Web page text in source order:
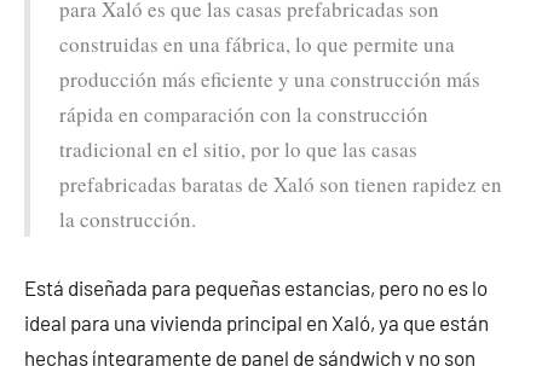
para Xaló es que las casas prefabricadas son
construidas en una fábrica, lo que permite una
producción más eficiente y una construcción más
rápida en comparación con la construcción
tradicional en el sitio, por lo que las casas
prefabricadas baratas de Xaló son tienen rapidez en
la construcción.
Está diseñada para pequeñas estancias, pero no es lo
ideal para una vivienda principal en Xaló, ya que están
hechas íntegramente de panel de sándwich y no son